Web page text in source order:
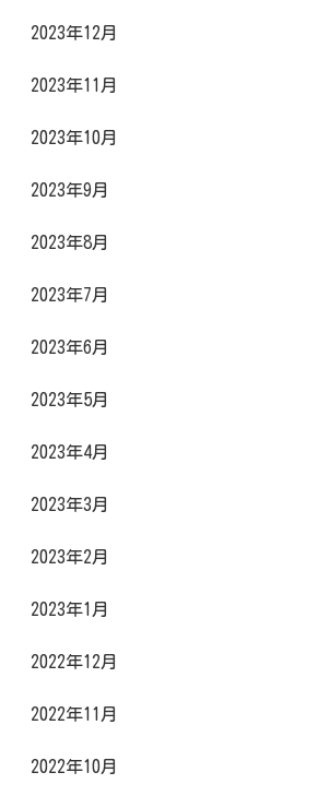
2023年12月
2023年11月
2023年10月
2023年9月
2023年8月
2023年7月
2023年6月
2023年5月
2023年4月
2023年3月
2023年2月
2023年1月
2022年12月
2022年11月
2022年10月